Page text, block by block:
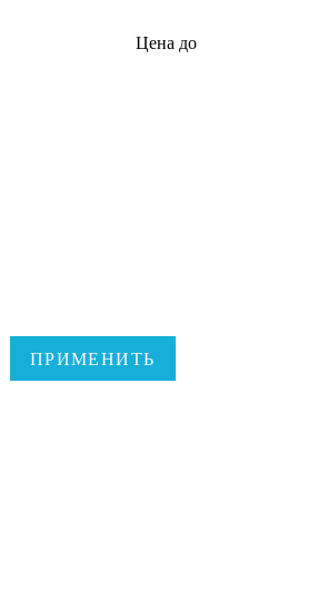
Цена до
ПРИМЕНИТЬ